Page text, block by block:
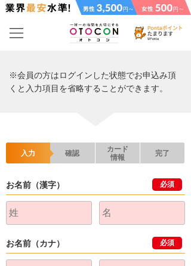
※会員の方はログインした状態でお申込み頂
くと入力項目を省略することができます。
入力 確認
カード
情報
完了
お名前（漢字） 必須
お名前（カナ） 必須